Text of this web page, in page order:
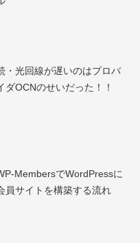
・光回線が遅いのはプロバ
ダOCNのせいだった！！
MembersでWordPressに
員サイトを構築する流れ